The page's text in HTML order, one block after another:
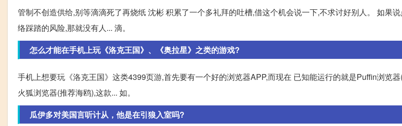
管制不创造供给,别等滴滴死了再烧纸 沈彬 积累了一个多礼拜的吐槽,借这个机会说一下,不求讨好别人。 如果
络踩踏的风险,那就没有人... 滴。
怎么才能在手机上玩《洛克王国》、《奥拉星》之类的游戏?
手机上想要玩《洛克王国》这类4399页游,首先要有一个好的浏览器APP,而现在 已知能运行的就是Puffin浏览
火狐浏览器(推荐海鸥),这款... 如。
瓜伊多对美国言听计从，他是在引狼入室吗?